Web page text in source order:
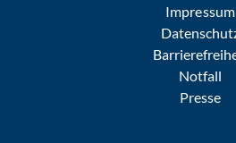
Impressum
Notfall
Presse